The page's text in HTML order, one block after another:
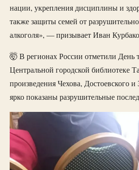
нации, укрепления дисциплины и
также защиты семей от
алкоголя», — призывает Иван
🤯 В регионах России отметили День
Центральной городской библиотеке
произведения Чехова, Достоевского
ярко показаны разрушительные